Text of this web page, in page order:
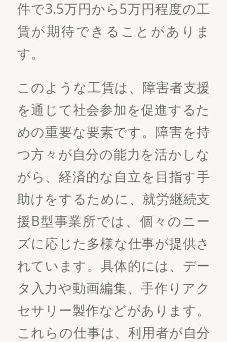
件で3.5万円から5万円程度の工
賃が期待できることがありま
す。
このような工賃は、障害者支援
を通じて社会参加を促進するた
めの重要な要素です。障害を持
つ方々が自分の能力を活かしな
がら、経済的な自立を目指す手
助けをするために、就労継続支
援B型事業所では、個々のニー
ズに応じた多様な仕事が提供さ
れています。具体的には、デー
タ入力や動画編集、手作りアク
セサリー製作などがあります。
これらの仕事は、利用者が自分